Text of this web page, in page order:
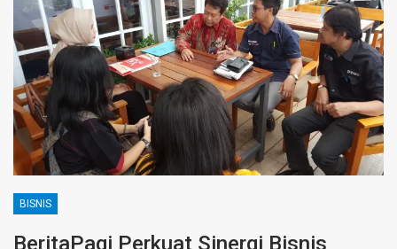
BISNIS
BeritaPagi Perkuat Sinergi Bisnis